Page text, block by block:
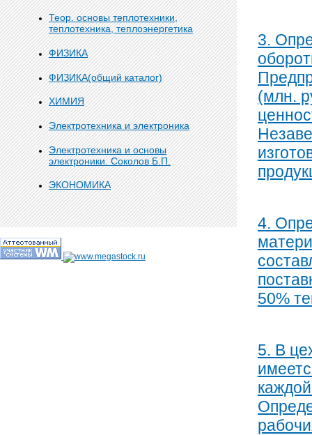
Теор. основы теплотехники,
теплотехника, теплоэнергетика
ФИЗИКА
ФИЗИКА(общий каталог)
ХИМИЯ
Электротехника и электроника
Электротехника и основы
электроники. Соколов Б.П.
ЭКОНОМИКА
3.
(млн.
4.
50%
5. В